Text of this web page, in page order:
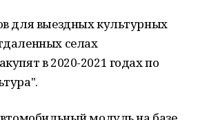
для выездных культурных
селах
в 2020-2021 годах по